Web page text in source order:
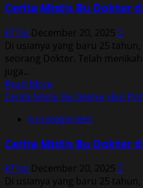
Bu
dan
Pohon
Besar
Cerita Mistis Bu Dokter
k71zv December 20, 2025 0
Di usianya yang baru 25
seorang Dokter. Telah
juga...
Read MoreRead
more
Cerita
Bu
dan
Cerita Mistis Bu Dokter dan
Uncategorized
Cerita Mistis Bu Dokter
k71zv December 20, 2025 0
Di usianya yang baru 25